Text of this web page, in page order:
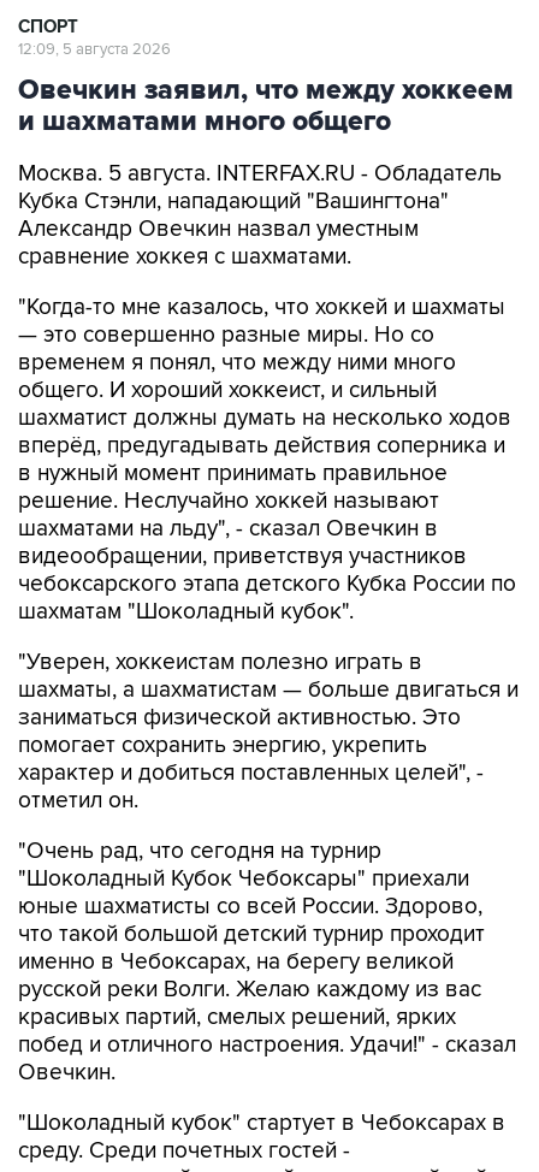
СПОРТ
12:09, 5 августа 2026
Овечкин заявил, что между хоккеем
и шахматами много общего
Москва. 5 августа. INTERFAX.RU - Обладатель
Кубка Стэнли, нападающий "Вашингтона"
Александр Овечкин назвал уместным
сравнение хоккея с шахматами.
"Когда-то мне казалось, что хоккей и шахматы
— это совершенно разные миры. Но со
временем я понял, что между ними много
общего. И хороший хоккеист, и сильный
шахматист должны думать на несколько ходов
вперёд, предугадывать действия соперника и
в нужный момент принимать правильное
решение. Неслучайно хоккей называют
шахматами на льду", - сказал Овечкин в
видеообращении, приветствуя участников
чебоксарского этапа детского Кубка России по
шахматам "Шоколадный кубок".
"Уверен, хоккеистам полезно играть в
шахматы, а шахматистам — больше двигаться и
заниматься физической активностью. Это
помогает сохранить энергию, укрепить
характер и добиться поставленных целей", -
отметил он.
"Очень рад, что сегодня на турнир
"Шоколадный Кубок Чебоксары" приехали
юные шахматисты со всей России. Здорово,
что такой большой детский турнир проходит
именно в Чебоксарах, на берегу великой
русской реки Волги. Желаю каждому из вас
красивых партий, смелых решений, ярких
побед и отличного настроения. Удачи!" - сказал
Овечкин.
"Шоколадный кубок" стартует в Чебоксарах в
среду. Среди почетных гостей -